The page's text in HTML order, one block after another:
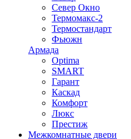
Север Окно
Термомакс-2
Термостандарт
Фьюжн
Армада
Optima
SMART
Гарант
Каскад
Комфорт
Люкс
Престиж
Межкомнатные двери